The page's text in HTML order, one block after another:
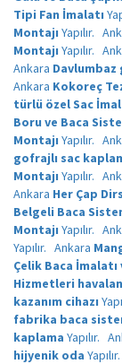
Tipi Fan İmalatı
Montajı Yapılır.
Montajı Yapılır.
Ankara Davlumbaz
Ankara Kokoreç
türlü özel Sac
Boru ve Baca
Montajı Yapılır.
gofrajlı sac
Montajı Yapılır.
Ankara Her Çap
Belgeli Baca
Montajı Yapılır.
Yapılır. Ankara
Çelik Baca İmalatı
Hizmetleri
kazanım cihazı
fabrika baca
kaplama Yapılır.
hijyenik oda Yapılır.